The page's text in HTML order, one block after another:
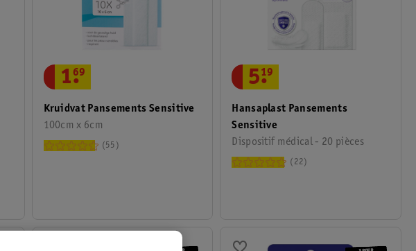
Kruidvat Pansements Sensitive
100cm x 6cm
1.
69
55
Hansaplast Pansements
Sensitive
Dispositif médical - 20 pièces
5.
19
22